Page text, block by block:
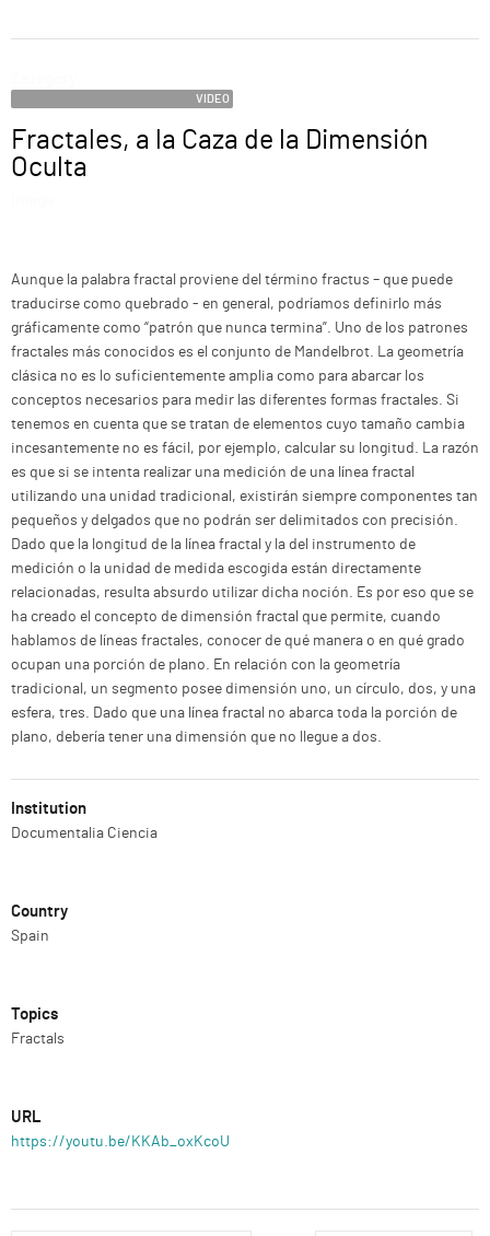
VIDEO
Name
Fractales, a la Caza de la Dimensión
Oculta
Description
Aunque la palabra fractal proviene del término fractus – que puede
traducirse como quebrado - en general, podríamos definirlo más
gráficamente como “patrón que nunca termina”. Uno de los patrones
fractales más conocidos es el conjunto de Mandelbrot. La geometría
clásica no es lo suficientemente amplia como para abarcar los
conceptos necesarios para medir las diferentes formas fractales. Si
tenemos en cuenta que se tratan de elementos cuyo tamaño cambia
incesantemente no es fácil, por ejemplo, calcular su longitud. La razón
es que si se intenta realizar una medición de una línea fractal
utilizando una unidad tradicional, existirán siempre componentes tan
pequeños y delgados que no podrán ser delimitados con precisión.
Dado que la longitud de la línea fractal y la del instrumento de
medición o la unidad de medida escogida están directamente
relacionadas, resulta absurdo utilizar dicha noción. Es por eso que se
ha creado el concepto de dimensión fractal que permite, cuando
hablamos de líneas fractales, conocer de qué manera o en qué grado
ocupan una porción de plano. En relación con la geometría
tradicional, un segmento posee dimensión uno, un círculo, dos, y una
esfera, tres. Dado que una línea fractal no abarca toda la porción de
plano, debería tener una dimensión que no llegue a dos.
Institution
Documentalia Ciencia
Country
Spain
Topics
Fractals
URL
https://youtu.be/KKAb_oxKcoU